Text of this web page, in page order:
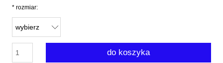
* rozmiar:
do koszyka